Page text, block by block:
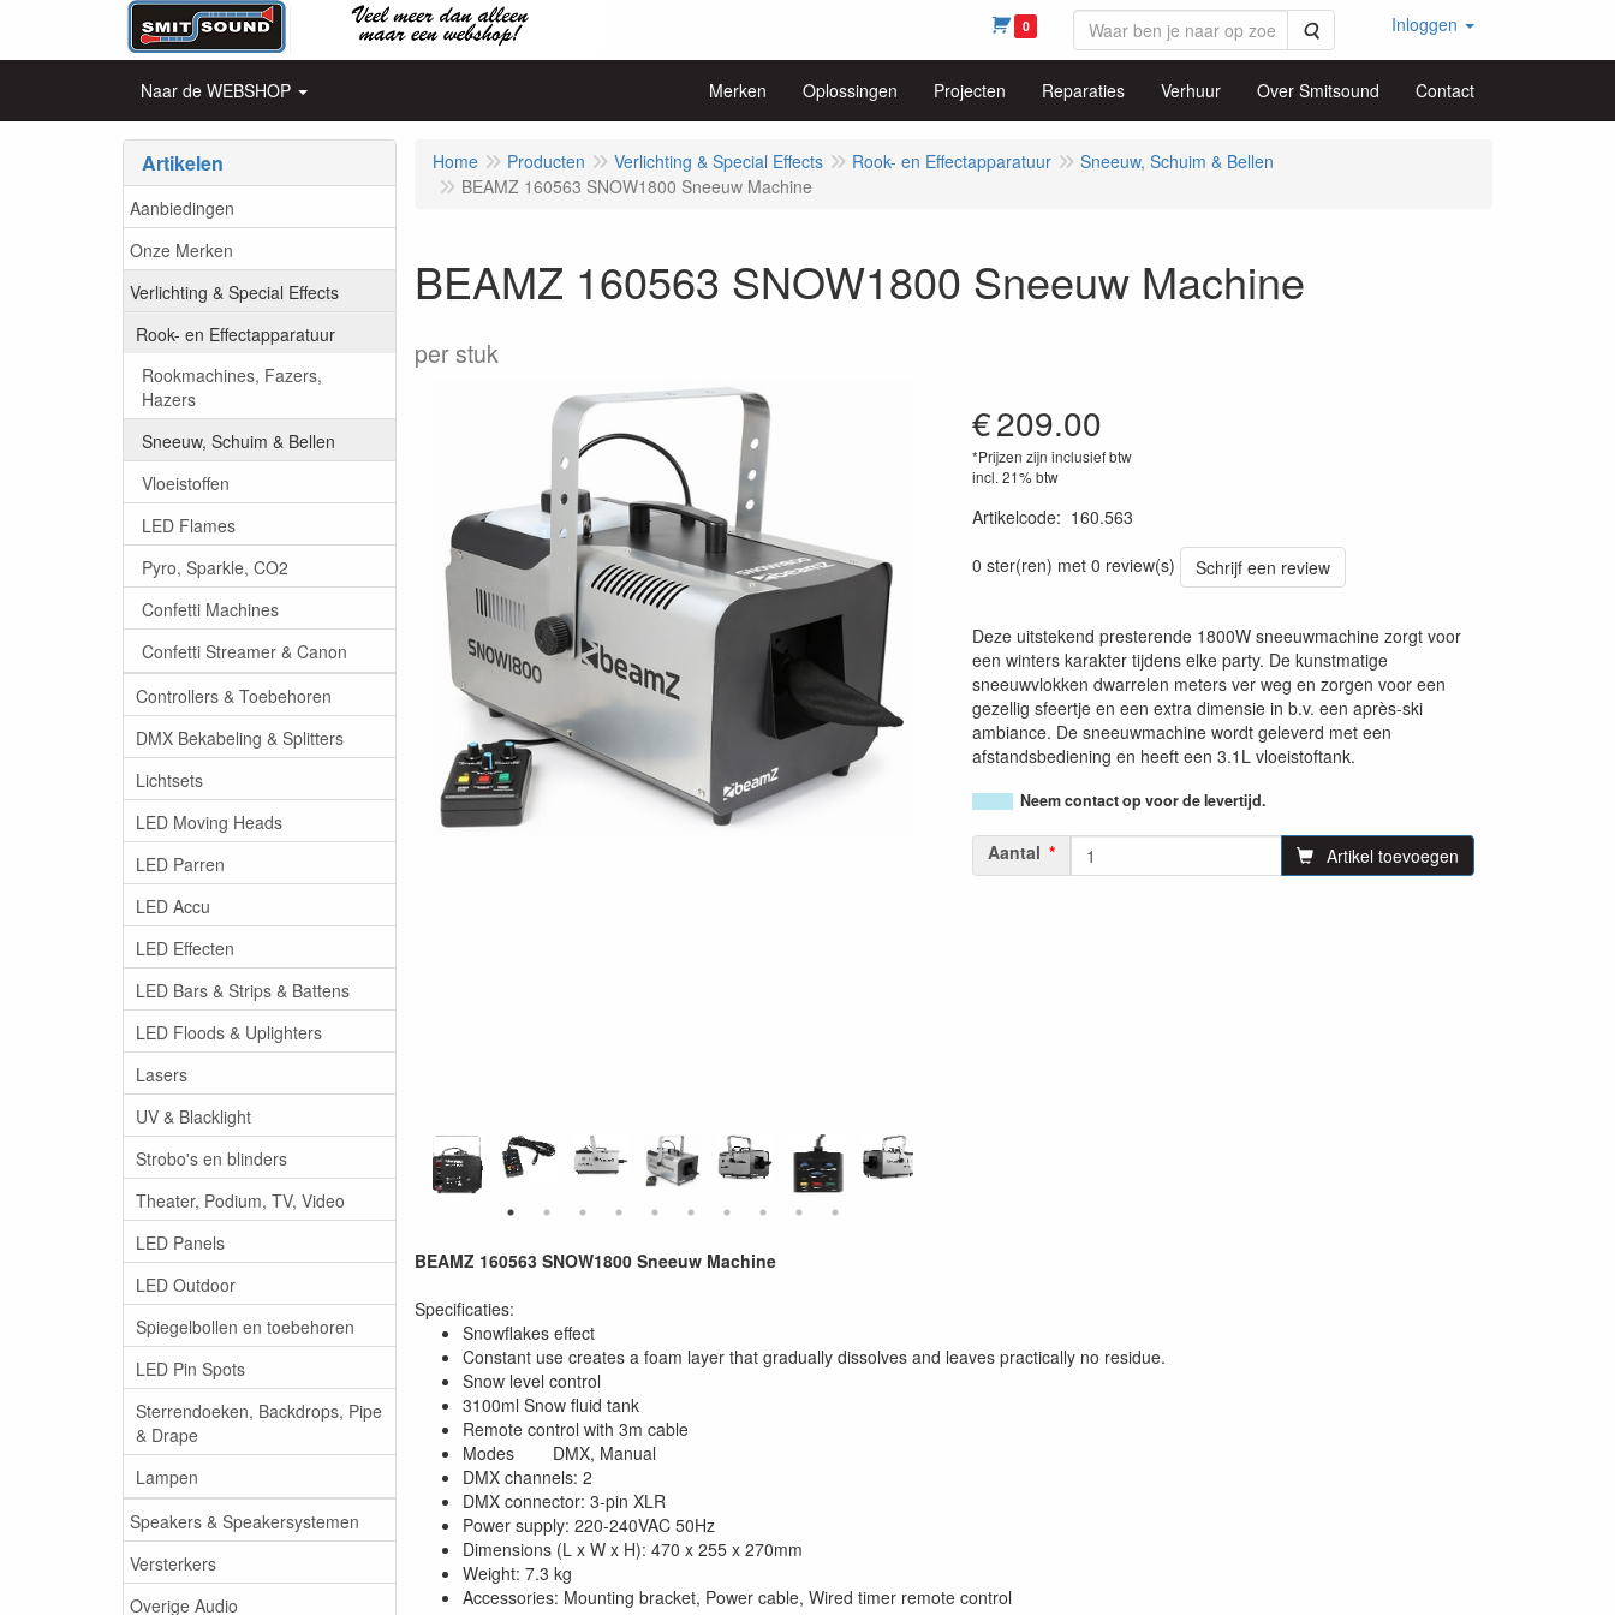
0 Zoeken Inloggen
Naar de WEBSHOP Merken Oplossingen Projecten Reparaties Verhuur Over Smitsound Contact
Artikelen
Aanbiedingen
Onze Merken
Verlichting & Special Effects
Rook- en Effectapparatuur
Rookmachines, Fazers,
Hazers
Sneeuw, Schuim & Bellen
Vloeistoffen
LED Flames
Pyro, Sparkle, CO2
Confetti Machines
Confetti Streamer & Canon
Controllers & Toebehoren
DMX Bekabeling & Splitters
Lichtsets
LED Moving Heads
LED Parren
LED Accu
LED Effecten
LED Bars & Strips & Battens
LED Floods & Uplighters
Lasers
UV & Blacklight
Strobo's en blinders
Theater, Podium, TV, Video
LED Panels
LED Outdoor
Spiegelbollen en toebehoren
LED Pin Spots
Sterrendoeken, Backdrops, Pipe
& Drape
Lampen
Speakers & Speakersystemen
Versterkers
Overige Audio
Home Producten Verlichting & Special Effects Rook- en Effectapparatuur
Sneeuw, Schuim & Bellen
BEAMZ 160563 SNOW1800 Sneeuw Machine
BEAMZ 160563 SNOW1800 Sneeuw Machine
per stuk
€209.00
*Prijzen zijn inclusief btw
incl. 21% btw
Artikelcode: 160.563
0 ster(ren) met 0 review(s)
Schrijf een review
Deze uitstekend presterende 1800W sneeuwmachine zorgt voor
een winters karakter tijdens elke party. De kunstmatige
sneeuwvlokken dwarrelen meters ver weg en zorgen voor een
gezellig sfeertje en een extra dimensie in b.v. een après-ski
ambiance. De sneeuwmachine wordt geleverd met een
afstandsbediening en heeft een 3.1L vloeistoftank.
Neem contact op voor de levertijd.
Aantal Artikel toevoegen
BEAMZ 160563 SNOW1800 Sneeuw Machine
Specificaties:
Snowflakes effect
Constant use creates a foam layer that gradually dissolves and leaves practically no residue.
Snow level control
3100ml Snow fluid tank
Remote control with 3m cable
Modes DMX, Manual
DMX channels: 2
DMX connector: 3-pin XLR
Power supply: 220-240VAC 50Hz
Dimensions (L x W x H): 470 x 255 x 270mm
Weight: 7.3 kg
Accessories: Mounting bracket, Power cable, Wired timer remote control